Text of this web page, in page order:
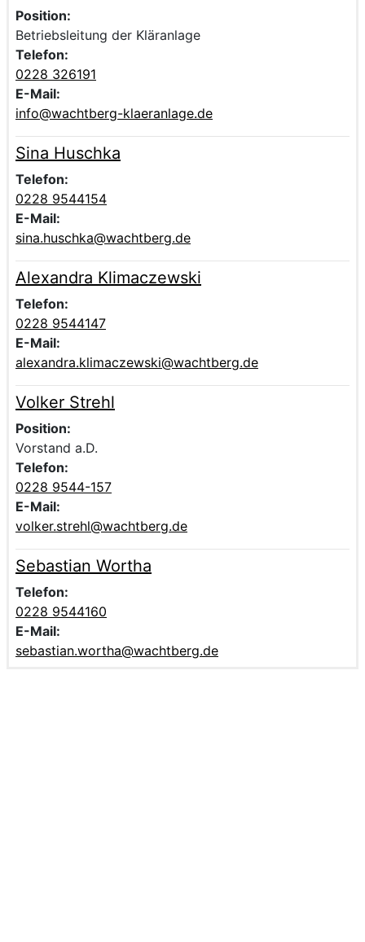
Position:
Betriebsleitung der Kläranlage
Telefon:
0228 326191
E-Mail:
info@wachtberg-klaeranlage.de
Beschreibung der zuständigen Kontaktperson Sina
Voller Name:
Sina Huschka
Telefon:
0228 9544154
E-Mail:
sina.huschka@wachtberg.de
Beschreibung der zuständigen Kontaktperson
Voller Name:
Alexandra Klimaczewski
Telefon:
0228 9544147
E-Mail:
alexandra.klimaczewski@wachtberg.de
Beschreibung der zuständigen Kontaktperson Volker
Voller Name:
Volker Strehl
Position:
Vorstand a.D.
Telefon:
0228 9544-157
E-Mail:
volker.strehl@wachtberg.de
Beschreibung der zuständigen Kontaktperson Sebastian
Voller Name:
Sebastian Wortha
Telefon:
0228 9544160
E-Mail:
sebastian.wortha@wachtberg.de